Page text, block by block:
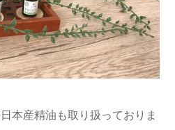
本産精油も取り扱っておりま